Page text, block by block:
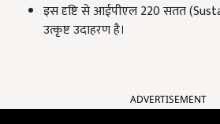
इस दृष्टि से आईपीएल 220 सतत
उत्कृष्ट उदाहरण है।
ADVERTISEMENT